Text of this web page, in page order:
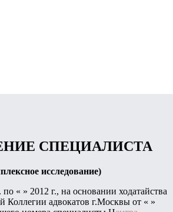
СПЕЦИАЛИСТА
исследование)
« » 2012 г., на основании ходатайства
Коллегии адвокатов г.Москвы от « »